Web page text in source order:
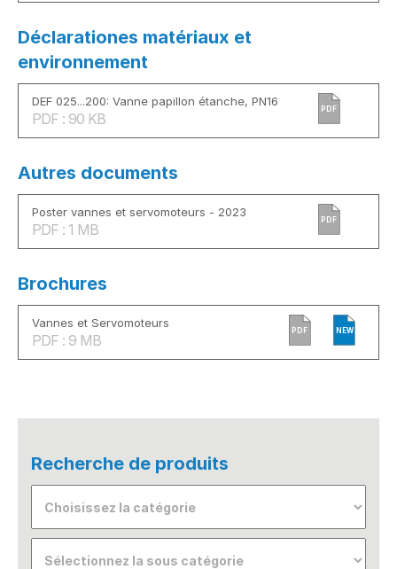
Déclarationes matériaux et
environnement
DEF 025...200: Vanne papillon étanche, PN16
PDF : 90 KB
PDF
Autres documents
Poster vannes et servomoteurs - 2023
PDF : 1 MB
PDF
Brochures
Vannes et Servomoteurs
PDF : 9 MB
PDF NEW
Recherche de produits